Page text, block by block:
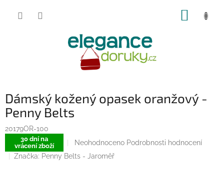
Dámský kožený opasek oranžový -
Penny Belts
20179OR-100
30 dní na
vrácení zboží
Průměrné
hodnocení
produktu
Neohodnoceno Podrobnosti hodnocení
Značka: Penny Belts - Jaroměř